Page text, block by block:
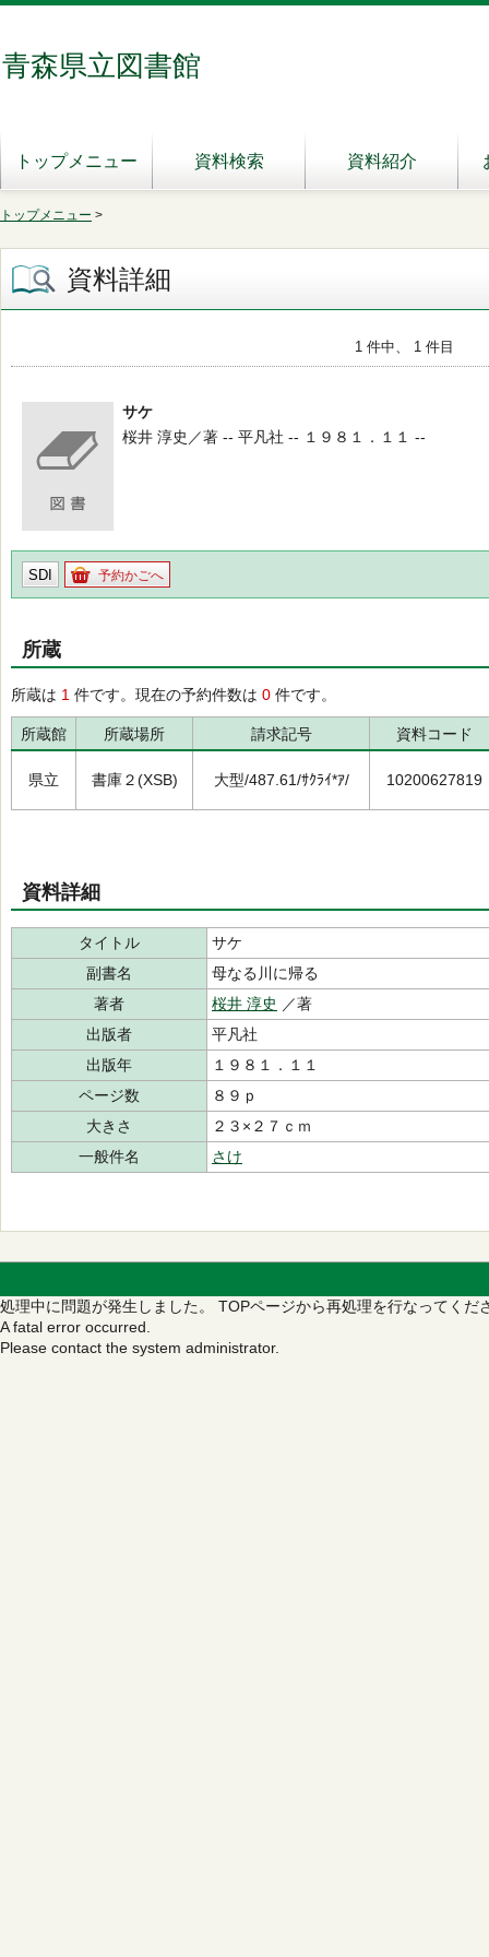
青森県立図書館
トップメニュー 資料検索 資料紹介
トップメニュー >
資料詳細
1 件中、 1 件目
サケ
桜井 淳史／著 -- 平凡社 -- １９８１．１１ --
SDI 予約かごへ
所蔵
所蔵は 1 件です。現在の予約件数は 0 件です。
所蔵館 所蔵場所 請求記号 資料コード
県立 書庫２(XSB) 大型/487.61/ｻｸﾗｲ*ｱ/ 10200627819
資料詳細
タイトル
サケ
副書名
母なる川に帰る
著者
桜井 淳史 ／著
出版者
平凡社
出版年
１９８１．１１
ページ数
８９ｐ
大きさ
２３×２７ｃｍ
一般件名
さけ
処理中に問題が発生しました。 TOPページから再処理を行なってくだ
A fatal error occurred.
Please contact the system administrator.